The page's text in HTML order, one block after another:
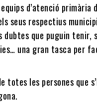
d’atenció primària
seus respectius
que puguin tenir,
una gran tasca per
totes les persones que